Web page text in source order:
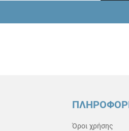
Όροι χρήσης